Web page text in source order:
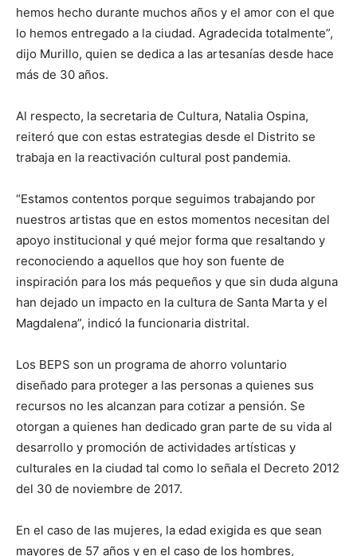
hemos hecho durante muchos años y el amor con el que
lo hemos entregado a la ciudad. Agradecida totalmente”,
dijo Murillo, quien se dedica a las artesanías desde hace
más de 30 años.
Al respecto, la secretaria de Cultura, Natalia Ospina,
reiteró que con estas estrategias desde el Distrito se
trabaja en la reactivación cultural post pandemia.
“Estamos contentos porque seguimos trabajando por
nuestros artistas que en estos momentos necesitan del
apoyo institucional y qué mejor forma que resaltando y
reconociendo a aquellos que hoy son fuente de
inspiración para los más pequeños y que sin duda alguna
han dejado un impacto en la cultura de Santa Marta y el
Magdalena”, indicó la funcionaria distrital.
Los BEPS son un programa de ahorro voluntario
diseñado para proteger a las personas a quienes sus
recursos no les alcanzan para cotizar a pensión. Se
otorgan a quienes han dedicado gran parte de su vida al
desarrollo y promoción de actividades artísticas y
culturales en la ciudad tal como lo señala el Decreto 2012
del 30 de noviembre de 2017.
En el caso de las mujeres, la edad exigida es que sean
mayores de 57 años y en el caso de los hombres,